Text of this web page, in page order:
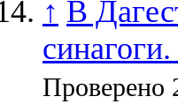
↑ В
Проверено